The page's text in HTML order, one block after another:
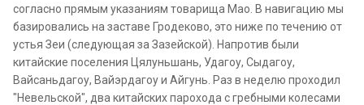
согласно прямым указаниям товарища Мао. В навигацию мы
базировались на заставе Гродеково, это ниже по течению от
устья Зеи (следующая за Зазейской). Напротив были
китайские поселения Цялуньшань, Удагоу, Сыдагоу,
Вайсаньдагоу, Вайэрдагоу и Айгунь. Раз в неделю проходил
"Невельской", два китайских парохода с гребными колесами